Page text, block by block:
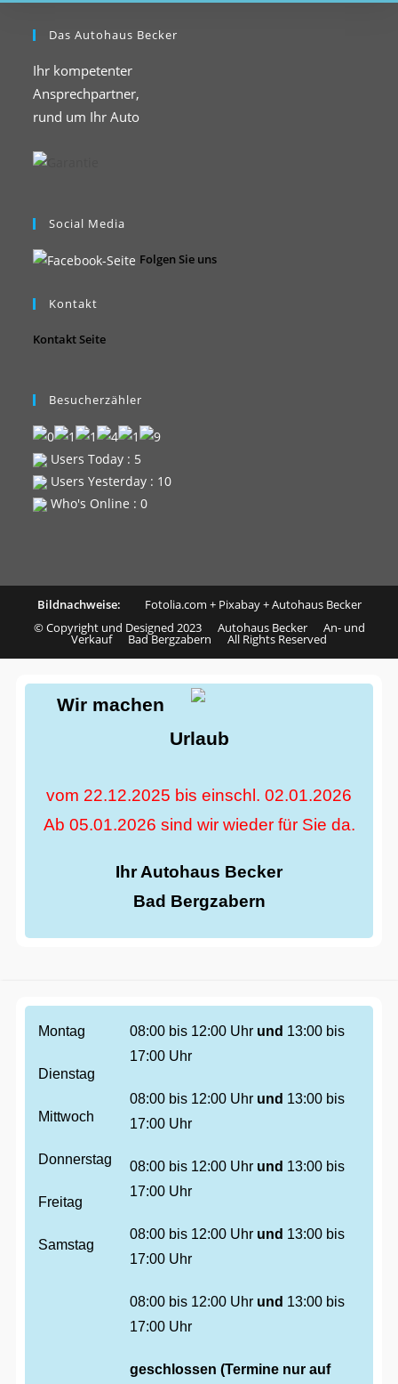
Das Autohaus Becker
Ihr kompetenter
Ansprechpartner,
rund um Ihr Auto
Social Media
Folgen Sie uns
Kontakt
Kontakt Seite
Besucherzähler
Users Today : 5
Users Yesterday : 10
Who's Online : 0
Bildnachweise: Fotolia.com + Pixabay+Autohaus Becker
© Copyright und Designed 2023 Autohaus Becker An- und
Verkauf Bad Bergzabern All Rights Reserved
Wir machen
Urlaub
vom 22.12.2025 bis einschl. 02.01.2026
Ab 05.01.2026 sind wir wieder für Sie da.
Ihr Autohaus Becker
Bad Bergzabern
Montag
Dienstag
Mittwoch
Donnerstag
Freitag
Samstag
08:00 bis 12:00 Uhr und 13:00 bis
17:00 Uhr
08:00 bis 12:00 Uhr und 13:00 bis
17:00 Uhr
08:00 bis 12:00 Uhr und 13:00 bis
17:00 Uhr
08:00 bis 12:00 Uhr und 13:00 bis
17:00 Uhr
08:00 bis 12:00 Uhr und 13:00 bis
17:00 Uhr
geschlossen (Termine nur auf